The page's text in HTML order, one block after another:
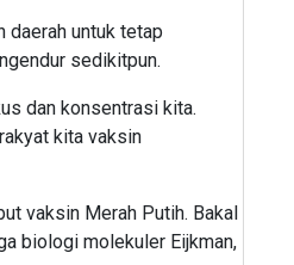
daerah untuk tetap
sedikitpun.
dan konsentrasi kita.
kita vaksin
vaksin Merah Putih. Bakal
biologi molekuler Eijkman,